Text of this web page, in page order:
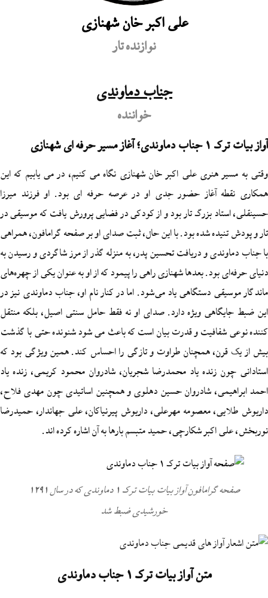
علی اکبر خان شهنازی
نوازنده تار
جناب دماوندی
ای شهنازی
هنری علی‌ اکبر خان شهنازی نگاه می‌ کنیم، در می‌ یابیم که این
آغاز حضور جدی او در عرصه حرفه‌ ای بود. او فرزند میرزا
بزرگ تار بود و از کودکی در فضایی پرورش یافت که موسیقی در
شده بود. با این حال، ثبت صدای او بر صفحه گرامافون، همراهی
و دریافت تحسین پدر، به‌ منزله گذر از مرز شاگردی و رسیدن به
بود. بعدها شهنازی راهی را پیمود که از او به‌ عنوان یکی از چهره‌های
دستگاهی یاد می‌شود. اما در کنار نام او، جناب دماوندی نیز در
ویژه دارد. صدای او نه‌ فقط حامل سنتی اصیل، بلکه منتقل
و قدرت بیان است که باعث می‌ شود شنونده حتی با گذشت
همچنان طراوت و تازگی را احساس کند. همین ویژگی بود که
زنده یاد محمدرضا شجریان، شادروان محمود کریمی، زنده یاد
شادروان حسین دهلوی و همچنین اساتیدی چون مهدی فلاح،
معصومه مهرعلی، داریوش پیرنیاکان، علی جهاندار، حمیدرضا
شکارچی، حمید متبسم بارها به آن اشاره کرده اند.
صفحه گرامافون آواز بیات بیات ترک 1 دماوندی که در سال 1291
خورشیدی ضبط شد
متن آواز بیات ترک 1 جناب دماوندی